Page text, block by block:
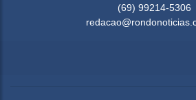
(69) 99214-5306